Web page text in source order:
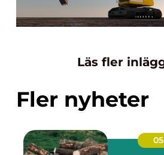
Läs fler
Fler nyheter